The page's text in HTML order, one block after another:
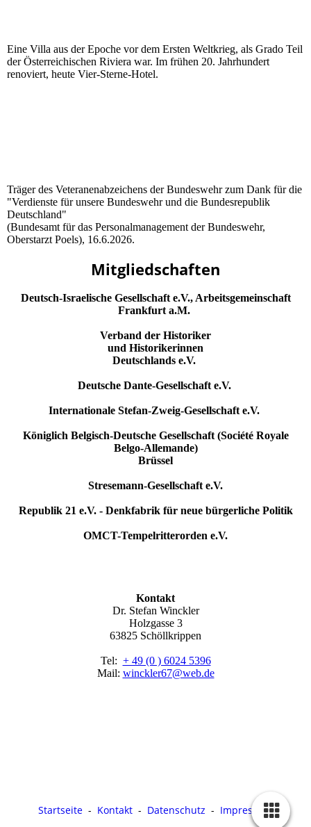
Eine Villa aus der Epoche vor dem Ersten Weltkrieg, als Grado Teil
der Österreichischen Riviera war. Im frühen 20. Jahrhundert
renoviert, heute Vier-Sterne-Hotel.
Träger des Veteranenabzeichens der Bundeswehr zum Dank für die
"Verdienste für unsere Bundeswehr und die Bundesrepublik
Deutschland"
(Bundesamt für das Personalmanagement der Bundeswehr,
Oberstarzt Poels), 16.6.2026.
Mitgliedschaften
Deutsch-Israelische Gesellschaft e.V., Arbeitsgemeinschaft
Frankfurt a.M.
Verband der Historiker
und Historikerinnen
Deutschlands e.V.
Deutsche Dante-Gesellschaft e.V.
Internationale Stefan-Zweig-Gesellschaft e.V.
Königlich Belgisch-Deutsche Gesellschaft (Société Royale
Belgo-Allemande)
Brüssel
Stresemann-Gesellschaft e.V.
Republik 21 e.V. - Denkfabrik für neue bürgerliche Politik
OMCT-Tempelritterorden e.V.
Kontakt
Dr. Stefan Winckler
Holzgasse 3
63825 Schöllkrippen
Tel: + 49 (0 ) 6024 5396
Mail: winckler67@web.de
Startseite - Kontakt - Datenschutz - Impressum